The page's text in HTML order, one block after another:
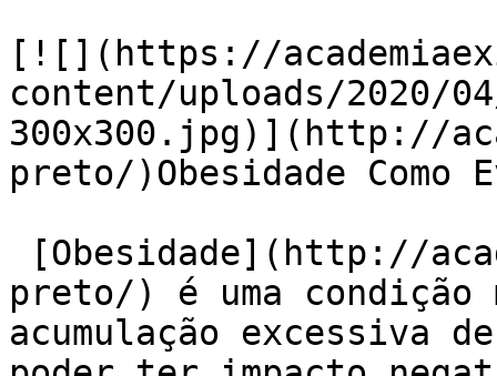
[![](https://
content/uploads/2020/
300x300.jpg)](http://
preto/)Obesidade Como
preto/) é uma condição
acumulação excessiva